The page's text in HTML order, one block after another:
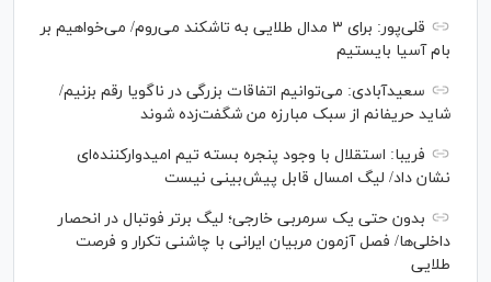
قلی‌پور: برای ۳ مدال طلایی به تاشکند می‌روم/ می‌خواهیم بر
بام آسیا بایستیم
سعیدآبادی: می‌توانیم اتفاقات بزرگی در ناگویا رقم بزنیم/
شاید حریفانم از سبک مبارزه من شگفت‌زده شوند
فریبا: استقلال با وجود پنجره بسته تیم امیدوارکننده‌ای
نشان داد/ لیگ امسال قابل پیش‌بینی نیست
بدون حتی یک سرمربی خارجی؛ لیگ برتر فوتبال در انحصار
داخلی‌ها/ فصل آزمون مربیان ایرانی با چاشنی تکرار و فرصت
طلایی